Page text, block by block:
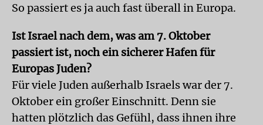
So passiert es ja auch fast überall in Europa.
Ist Israel nach dem, was am 7. Oktober
passiert ist, noch ein sicherer Hafen für
Europas Juden?
Für viele Juden außerhalb Israels war der 7.
Oktober ein großer Einschnitt. Denn sie
hatten plötzlich das Gefühl, dass ihnen ihre